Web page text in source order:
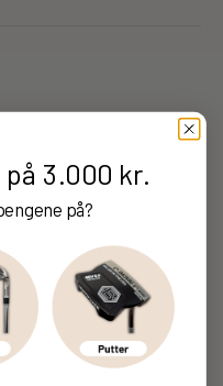
3.000 kr.
på?